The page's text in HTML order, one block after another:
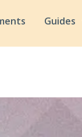
Guides